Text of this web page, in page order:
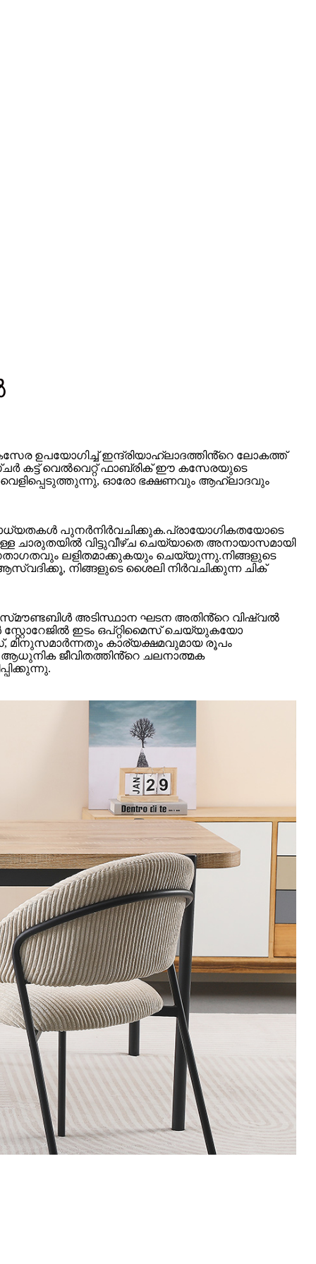
ഉപയോഗിച്ച് ഇന്ദ്രിയാഹ്ലാദത്തിൻ്റെ ലോകത്ത്
കട്ട് വെൽവെറ്റ് ഫാബ്രിക് ഈ കസേരയുടെ
ഓരോ ഭക്ഷണവും ആഹ്ലാദവും
പുനർനിർവചിക്കുക.പ്രായോഗികതയോടെ
ചാരുതയിൽ വിട്ടുവീഴ്ച ചെയ്യാതെ അനായാസമായി
ലളിതമാക്കുകയും ചെയ്യുന്നു.നിങ്ങളുടെ
നിങ്ങളുടെ ശൈലി നിർവചിക്കുന്ന ചിക്
അടിസ്ഥാന ഘടന അതിൻ്റെ വിഷ്വൽ
ഇടം ഒപ്റ്റിമൈസ് ചെയ്യുകയോ
കാര്യക്ഷമവുമായ രൂപം
ജീവിതത്തിൻ്റെ ചലനാത്മക